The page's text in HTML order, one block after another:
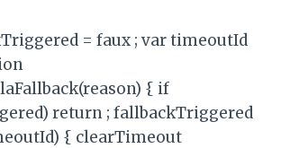
= faux ; var timeoutId
{ if
return ; fallbackTriggered
{ clearTimeout